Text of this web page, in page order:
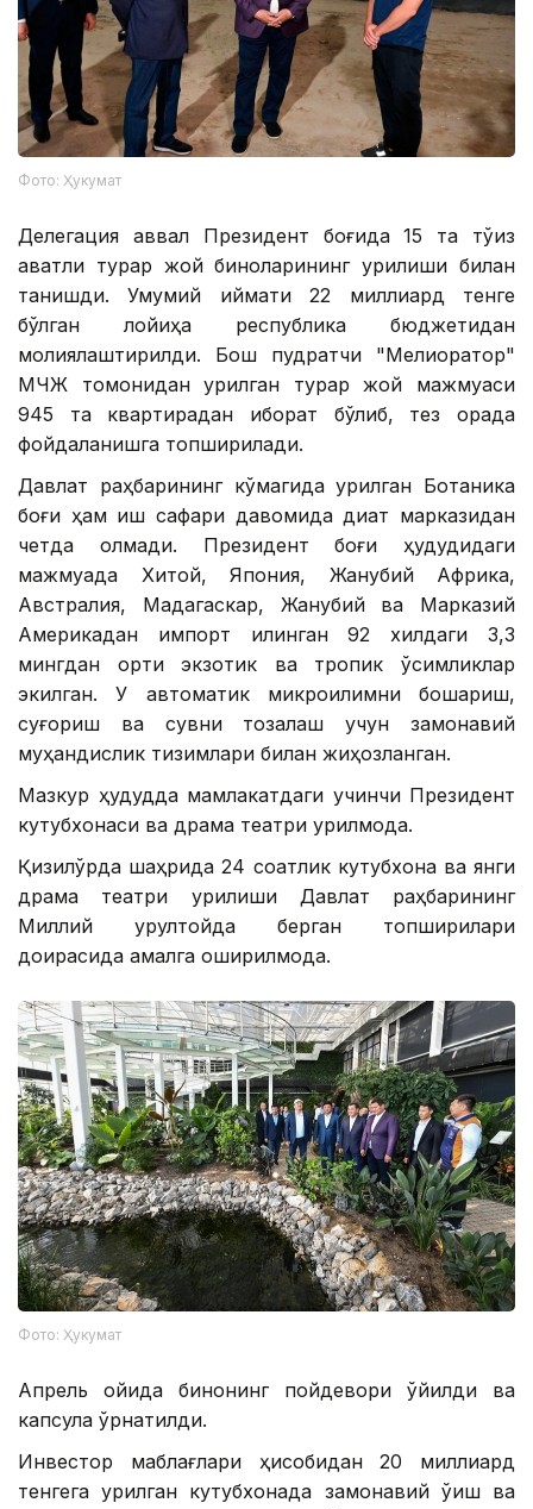
Фото: Ҳукумат
Делегация аввал Президент боғида 15 та тўққиз
қаватли турар жой биноларининг қурилиши билан
танишди. Умумий қиймати 22 миллиард тенге
бўлган лойиҳа республика бюджетидан
молиялаштирилди. Бош пудратчи "Мелиоратор"
МЧЖ томонидан қурилган турар жой мажмуаси
945 та квартирадан иборат бўлиб, тез орада
фойдаланишга топширилади.
Давлат раҳбарининг кўмагида қурилган Ботаника
боғи ҳам иш сафари давомида диққат марказидан
четда қолмади. Президент боғи ҳудудидаги
мажмуада Хитой, Япония, Жанубий Африка,
Австралия, Мадагаскар, Жанубий ва Марказий
Америкадан импорт қилинган 92 хилдаги 3,3
мингдан ортиқ экзотик ва тропик ўсимликлар
экилган. У автоматик микроиқлимни бошқариш,
суғориш ва сувни тозалаш учун замонавий
муҳандислик тизимлари билан жиҳозланган.
Мазкур ҳудудда мамлакатдаги учинчи Президент
кутубхонаси ва драма театри қурилмоқда.
Қизилўрда шаҳрида 24 соатлик кутубхона ва янги
драма театри қурилиши Давлат раҳбарининг
Миллий қурултойда берган топшириқлари
доирасида амалга оширилмоқда.
Фото: Ҳукумат
Апрель ойида бинонинг пойдевори қўйилди ва
капсула ўрнатилди.
Инвестор маблағлари ҳисобидан 20 миллиард
тенгега қурилган кутубхонада замонавий ўқиш ва